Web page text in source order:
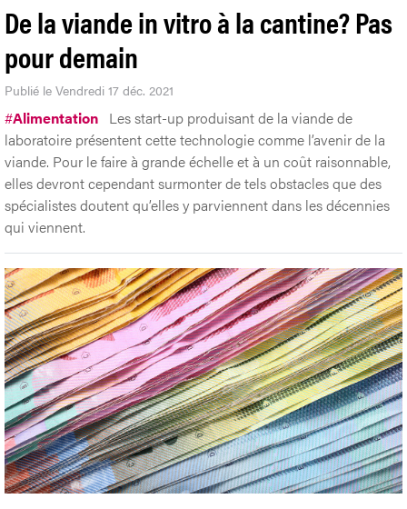
De la viande in vitro à la cantine? Pas
pour demain
Publié le Vendredi 17 déc. 2021
#Alimentation Les start-up produisant de la viande de
laboratoire présentent cette technologie comme l’avenir de la
viande. Pour le faire à grande échelle et à un coût raisonnable,
elles devront cependant surmonter de tels obstacles que des
spécialistes doutent qu’elles y parviennent dans les décennies
qui viennent.